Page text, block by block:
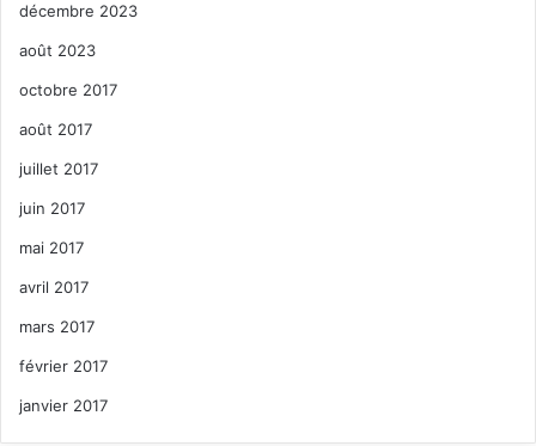
décembre 2023
août 2023
octobre 2017
août 2017
juillet 2017
juin 2017
mai 2017
avril 2017
mars 2017
février 2017
janvier 2017